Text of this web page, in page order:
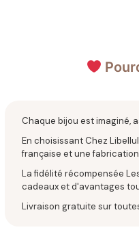
Chaque bijou est imaginé,
En choisissant Chez
française et une
La fidélité récompensée
cadeaux et d'avantages
Livraison gratuite sur